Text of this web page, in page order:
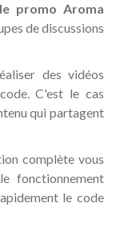
promo Aroma
de discussions
des vidéos
C'est le cas
qui partagent
complète vous
fonctionnement
le code